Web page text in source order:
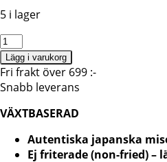
22.00 kr.
5 i lager
Igarashi
Sapporo
Miso
Ramennudlar,108g,
mängd
Lägg i varukorg
Fri frakt över 699 :-
Snabb leverans
VÄXTBASERAD
Autentiska japanska
Ej friterade (non-fried) –